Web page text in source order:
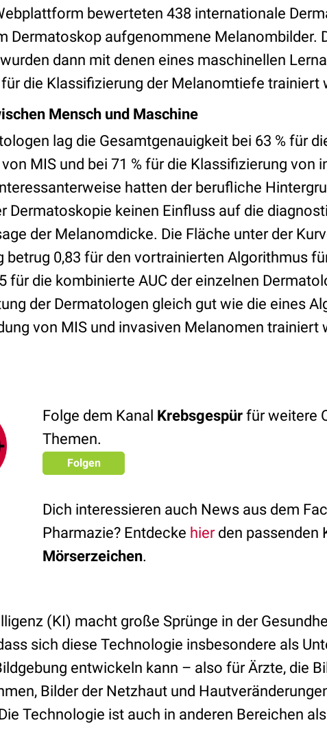
bewerteten 438 internationale
Dermatoskop aufgenommene Melanombilder.
dann mit denen eines maschinellen
die Klassifizierung der Melanomtiefe trainiert
Mensch und Maschine
lag die Gesamtgenauigkeit bei 63 % für
MIS und bei 71 % für die Klassifizierung von
hatten der berufliche
Dermatoskopie keinen Einfluss auf die
der Melanomdicke. Die Fläche unter der
betrug 0,83 für den vortrainierten Algorithmus
für die kombinierte AUC der einzelnen
der Dermatologen gleich gut wie die eines
von MIS und invasiven Melanomen trainiert
Folge dem Kanal Krebsgespür für weitere
Themen.
Folgen
Dich interessieren auch News aus dem
Pharmazie? Entdecke hierden passenden
Mörserzeichen.
(KI) macht große Sprünge in der
sich diese Technologie insbesondere als
entwickeln kann – also für Ärzte, die
Bilder der Netzhaut und
Technologie ist auch in anderen Bereichen